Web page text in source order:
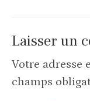
Laisser un
Votre adresse
champs